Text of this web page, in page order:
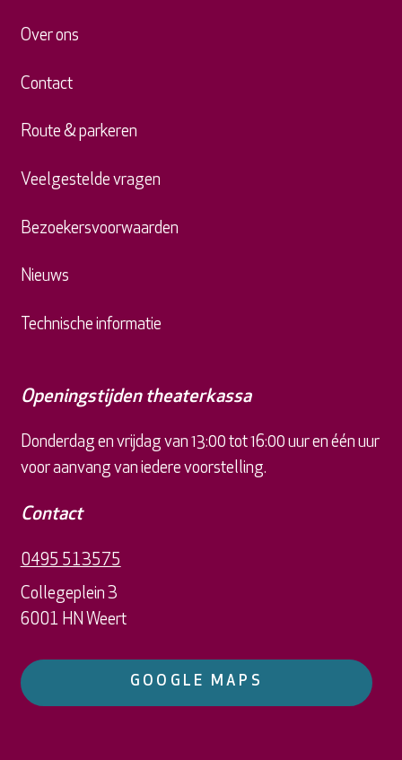
Over ons
Contact
Route & parkeren
Veelgestelde vragen
Bezoekersvoorwaarden
Nieuws
Technische informatie
Openingstijden theaterkassa
Donderdag en vrijdag van 13:00 tot 16:00 uur en één uur
voor aanvang van iedere voorstelling.
Contact
0495 513575
Collegeplein 3
6001 HN Weert
GOOGLE MAPS